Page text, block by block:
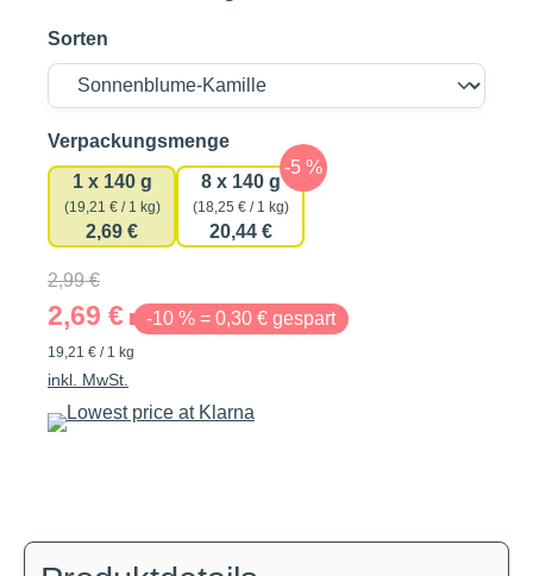
Sorten
Verpackungsmengeauswählen
1 x 140 g
(19,21 € / 1 kg)
2,69 €
8 x 140 g
(18,25 € / 1 kg)
20,44 €
2,99 €
2,69 € -10 % = 0,30 € gespart
19,21 € / 1 kg
inkl. MwSt.